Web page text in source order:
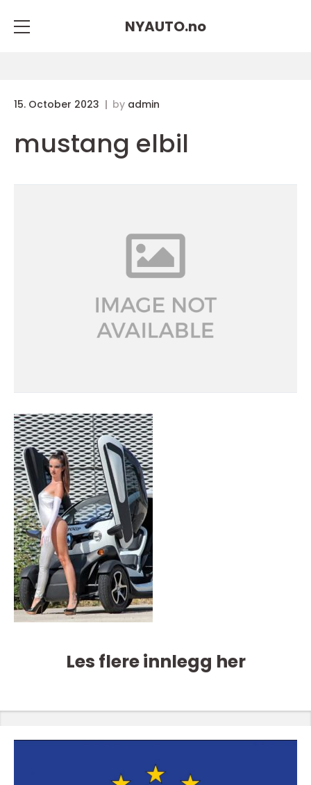
NYAUTO.no
15. October 2023 by admin
mustang elbil
Les flere innlegg her